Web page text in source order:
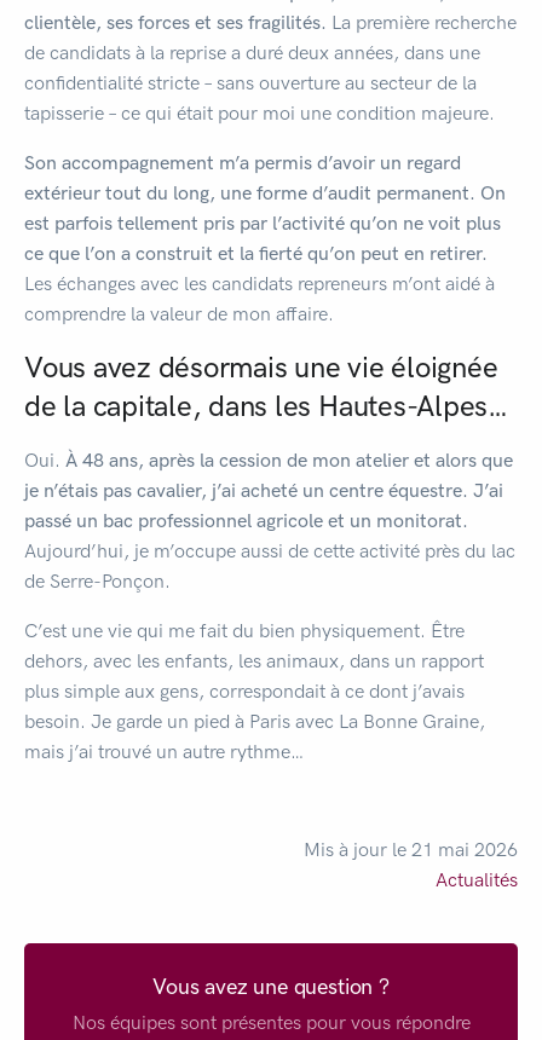
clientèle, ses forces et ses fragilités. La première recherche
de candidats à la reprise a duré deux années, dans une
confidentialité stricte – sans ouverture au secteur de la
tapisserie – ce qui était pour moi une condition majeure.
Son accompagnement m’a permis d’avoir un regard
extérieur tout du long, une forme d’audit permanent. On
est parfois tellement pris par l’activité qu’on ne voit plus
ce que l’on a construit et la fierté qu’on peut en retirer.
Les échanges avec les candidats repreneurs m’ont aidé à
comprendre la valeur de mon affaire.
Vous avez désormais une vie éloignée
de la capitale, dans les Hautes-Alpes…
Oui. À 48 ans, après la cession de mon atelier et alors que
je n’étais pas cavalier, j’ai acheté un centre équestre. J’ai
passé un bac professionnel agricole et un monitorat.
Aujourd’hui, je m’occupe aussi de cette activité près du lac
de Serre-Ponçon.
C’est une vie qui me fait du bien physiquement. Être
dehors, avec les enfants, les animaux, dans un rapport
plus simple aux gens, correspondait à ce dont j’avais
besoin. Je garde un pied à Paris avec La Bonne Graine,
mais j’ai trouvé un autre rythme…
Mis à jour le 21 mai 2026
Actualités
Vous avez une question ?
Nos équipes sont présentes pour vous répondre